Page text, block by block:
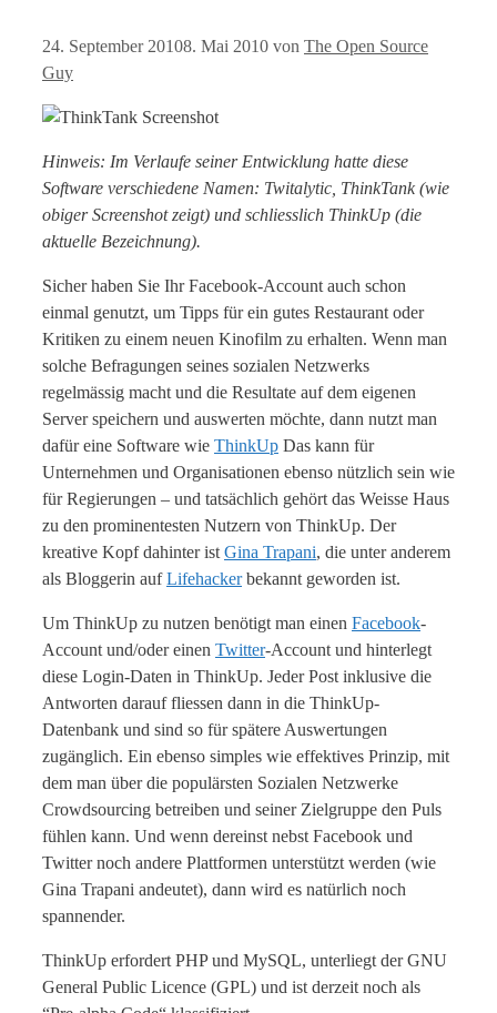
24. September 20108. Mai 2010 von The Open Source
Guy
Hinweis: Im Verlaufe seiner Entwicklung hatte diese
Software verschiedene Namen: Twitalytic, ThinkTank (wie
obiger Screenshot zeigt) und schliesslich ThinkUp (die
aktuelle Bezeichnung).
Sicher haben Sie Ihr Facebook-Account auch schon
einmal genutzt, um Tipps für ein gutes Restaurant oder
Kritiken zu einem neuen Kinofilm zu erhalten. Wenn man
solche Befragungen seines sozialen Netzwerks
regelmässig macht und die Resultate auf dem eigenen
Server speichern und auswerten möchte, dann nutzt man
dafür eine Software wie ThinkUp Das kann für
Unternehmen und Organisationen ebenso nützlich sein wie
für Regierungen – und tatsächlich gehört das Weisse Haus
zu den prominentesten Nutzern von ThinkUp. Der
kreative Kopf dahinter ist Gina Trapani, die unter anderem
als Bloggerin aufLifehackerbekannt geworden ist.
Um ThinkUp zu nutzen benötigt man einen Facebook-
Account und/oder einen Twitter-Account und hinterlegt
diese Login-Daten in ThinkUp. Jeder Post inklusive die
Antworten darauf fliessen dann in die ThinkUp-
Datenbank und sind so für spätere Auswertungen
zugänglich. Ein ebenso simples wie effektives Prinzip, mit
dem man über die populärsten Sozialen Netzwerke
Crowdsourcing betreiben und seiner Zielgruppe den Puls
fühlen kann. Und wenn dereinst nebst Facebook und
Twitter noch andere Plattformen unterstützt werden (wie
Gina Trapani andeutet), dann wird es natürlich noch
spannender.
ThinkUp erfordert PHP und MySQL, unterliegt der GNU
General Public Licence (GPL) und ist derzeit noch als